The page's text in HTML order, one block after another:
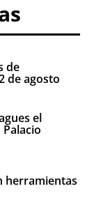
de
de agosto
el
herramientas